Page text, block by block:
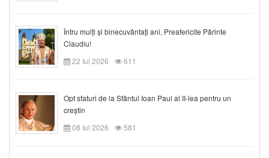
Întru mulți și binecuvântați ani, Preafericite Părinte
Claudiu!
22 Iul 2026
611
Opt sfaturi de la Sfântul Ioan Paul al II-lea pentru un
creștin
08 Iul 2026
581